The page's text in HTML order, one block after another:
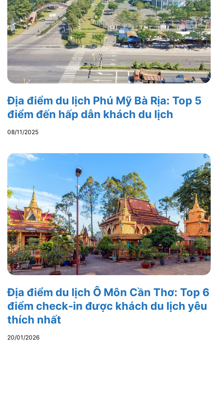
Địa điểm du lịch Phú Mỹ Bà Rịa: Top 5
điểm đến hấp dẫn khách du lịch
08/11/2025
Địa điểm du lịch Ô Môn Cần Thơ: Top 6
điểm check-in được khách du lịch yêu
thích nhất
20/01/2026